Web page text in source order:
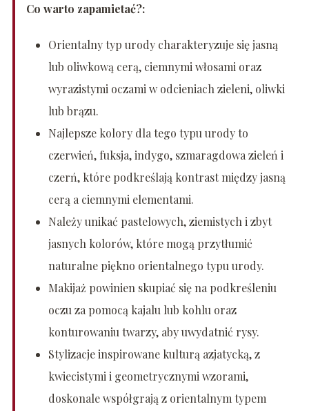
Co warto zapamietać?:
Orientalny typ urody charakteryzuje się jasną
lub oliwkową cerą, ciemnymi włosami oraz
wyrazistymi oczami w odcieniach zieleni, oliwki
lub brązu.
Najlepsze kolory dla tego typu urody to
czerwień, fuksja, indygo, szmaragdowa zieleń i
czerń, które podkreślają kontrast między jasną
cerą a ciemnymi elementami.
Należy unikać pastelowych, ziemistych i zbyt
jasnych kolorów, które mogą przytłumić
naturalne piękno orientalnego typu urody.
Makijaż powinien skupiać się na podkreśleniu
oczu za pomocą kajalu lub kohlu oraz
konturowaniu twarzy, aby uwydatnić rysy.
Stylizacje inspirowane kulturą azjatycką, z
kwiecistymi i geometrycznymi wzorami,
doskonale współgrają z orientalnym typem